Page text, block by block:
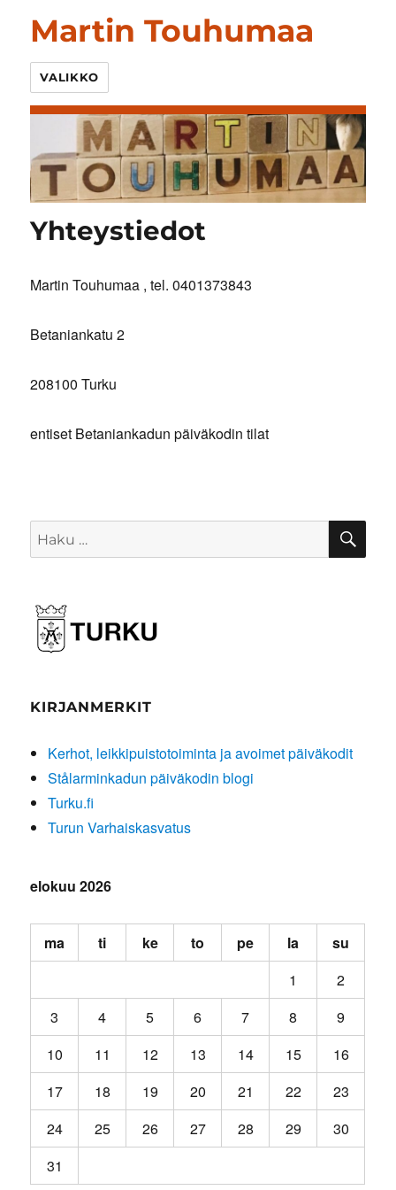
Martin Touhumaa
VALIKKO
Yhteystiedot
Martin Touhumaa , tel. 0401373843
Betaniankatu 2
208100 Turku
entiset Betaniankadun päiväkodin tilat
Etsi:
KIRJANMERKIT
Kerhot, leikkipuistotoiminta ja avoimet päiväkodit
Stålarminkadun päiväkodin blogi
Turku.fi
Turun Varhaiskasvatus
elokuu 2026
ma ti ke to pe la
su
1
2
3
4 5 6 7 8
9
10
11 12 13 14 15
16
17
18 19 20 21 22
23
24
25 26 27 28 29
30
31